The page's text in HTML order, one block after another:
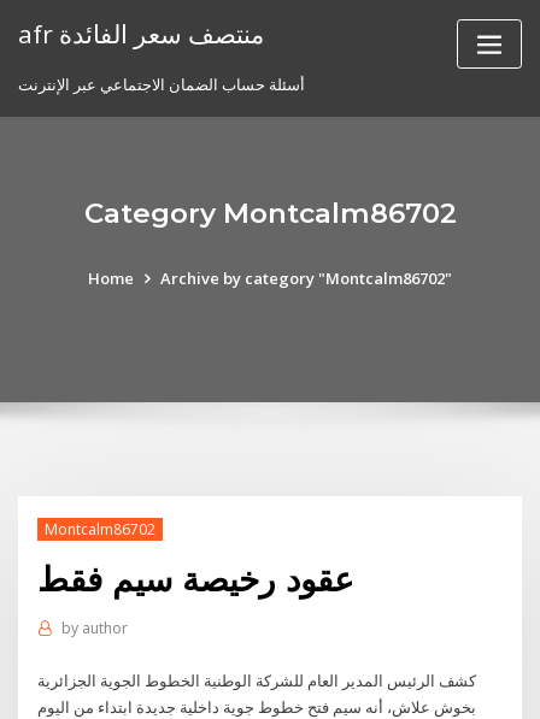
afr منتصف سعر الفائدة
أسئلة حساب الضمان الاجتماعي عبر الإنترنت
Category Montcalm86702
Home Archive by category "Montcalm86702"
Montcalm86702
عقود رخيصة سيم فقط
by author
كشف الرئيس المدير العام للشركة الوطنية الخطوط الجوية الجزائرية
بخوش علاش، أنه سيم فتح خطوط جوية داخلية جديدة ابتداء من اليوم